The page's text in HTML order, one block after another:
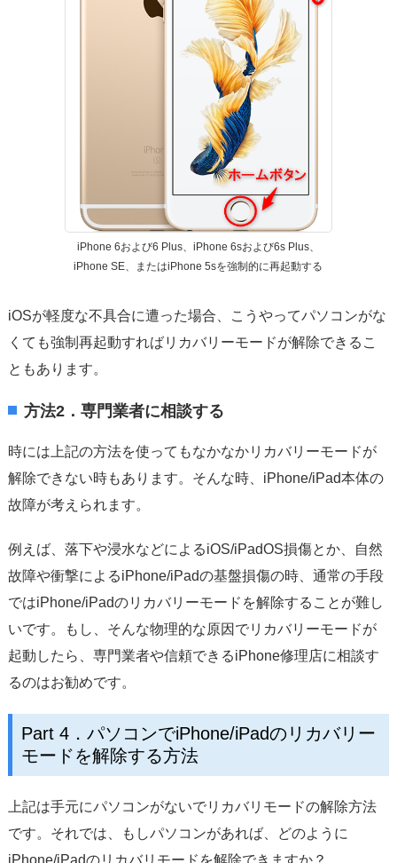
iPhone 6および6 Plus、iPhone 6sおよび6s Plus、
iPhone SE、またはiPhone 5sを強制的に再起動する
iOSが軽度な不具合に遭った場合、こうやってパソコンがな
くても強制再起動すればリカバリーモードが解除できるこ
ともあります。
方法2．専門業者に相談する
時には上記の方法を使ってもなかなかリカバリーモードが
解除できない時もあります。そんな時、iPhone/iPad本体の
故障が考えられます。
例えば、落下や浸水などによるiOS/iPadOS損傷とか、自然
故障や衝撃によるiPhone/iPadの基盤損傷の時、通常の手段
ではiPhone/iPadのリカバリーモードを解除することが難し
いです。もし、そんな物理的な原因でリカバリーモードが
起動したら、専門業者や信頼できるiPhone修理店に相談す
るのはお勧めです。
Part 4．パソコンでiPhone/iPadのリカバリー
モードを解除する方法
上記は手元にパソコンがないでリカバリモードの解除方法
です。それでは、もしパソコンがあれば、どのように
iPhone/iPadのリカバリモードを解除できますか？